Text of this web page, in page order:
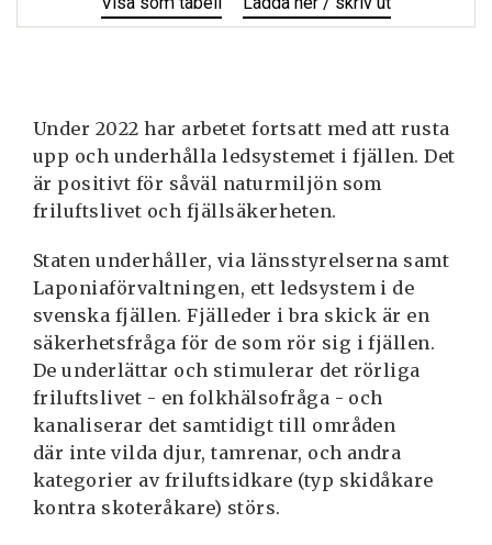
Utfört 2015
av
av
Under 2022 har arbetet fortsatt med att rusta
upp och underhålla ledsystemet i fjällen. Det
är positivt för såväl naturmiljön som
friluftslivet och fjällsäkerheten.
Staten underhåller, via länsstyrelserna samt
Laponiaförvaltningen, ett ledsystem i de
svenska fjällen. Fjälleder i bra skick är en
säkerhetsfråga för de som rör sig i fjällen.
De underlättar och stimulerar det rörliga
friluftslivet - en folkhälsofråga - och
kanaliserar det samtidigt till områden
där inte vilda djur, tamrenar, och andra
kategorier av friluftsidkare (typ skidåkare
kontra skoteråkare) störs.